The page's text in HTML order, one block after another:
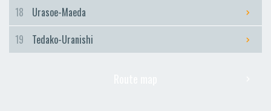
18
Urasoe-Maeda
19
Tedako-Uranishi